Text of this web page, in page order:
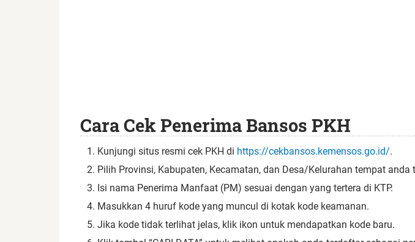
Cara Cek Penerima Bansos PKH
Kunjungi situs resmi cek PKH di https://cekbansos.kemensos.go.id/.
Pilih Provinsi, Kabupaten, Kecamatan, dan Desa/Kelurahan tempat anda
Isi nama Penerima Manfaat (PM) sesuai dengan yang tertera di KTP.
Masukkan 4 huruf kode yang muncul di kotak kode keamanan.
Jika kode tidak terlihat jelas, klik ikon untuk mendapatkan kode baru.